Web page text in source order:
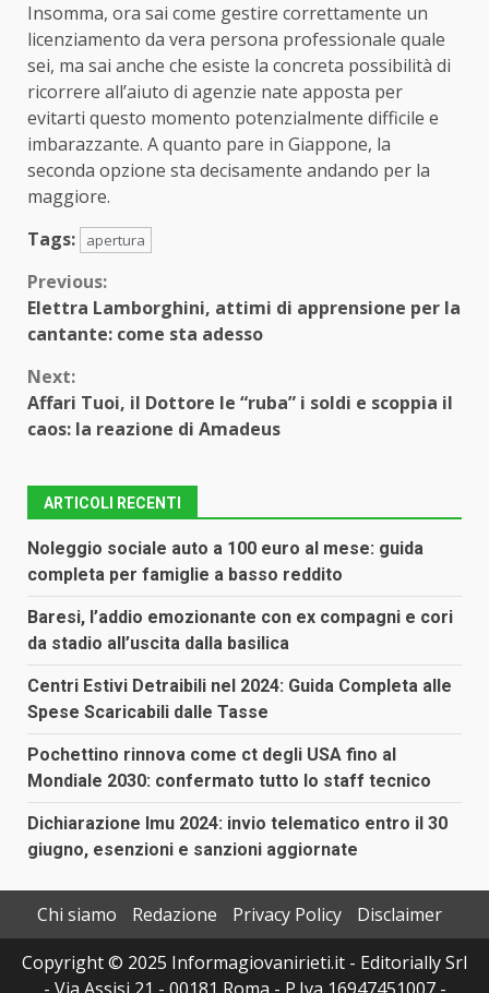
Insomma, ora sai come gestire correttamente un
licenziamento da vera persona professionale quale
sei, ma sai anche che esiste la concreta possibilità di
ricorrere all’aiuto di agenzie nate apposta per
evitarti questo momento potenzialmente difficile e
imbarazzante. A quanto pare in Giappone, la
seconda opzione sta decisamente andando per la
maggiore.
Tags:
apertura
Continue
Reading
Previous:
Elettra Lamborghini, attimi di apprensione per la
cantante: come sta adesso
Next:
Affari Tuoi, il Dottore le “ruba” i soldi e scoppia il
caos: la reazione di Amadeus
ARTICOLI RECENTI
Noleggio sociale auto a 100 euro al mese: guida
completa per famiglie a basso reddito
Baresi, l’addio emozionante con ex compagni e cori
da stadio all’uscita dalla basilica
Centri Estivi Detraibili nel 2024: Guida Completa alle
Spese Scaricabili dalle Tasse
Pochettino rinnova come ct degli USA fino al
Mondiale 2030: confermato tutto lo staff tecnico
Dichiarazione Imu 2024: invio telematico entro il 30
giugno, esenzioni e sanzioni aggiornate
Chi siamo Redazione Privacy Policy
Disclaimer
Copyright © 2025 Informagiovanirieti.it - Editorially Srl